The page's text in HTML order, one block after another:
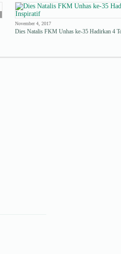
November 4, 2017
Dies Natalis FKM Unhas ke-35 Hadirkan 4